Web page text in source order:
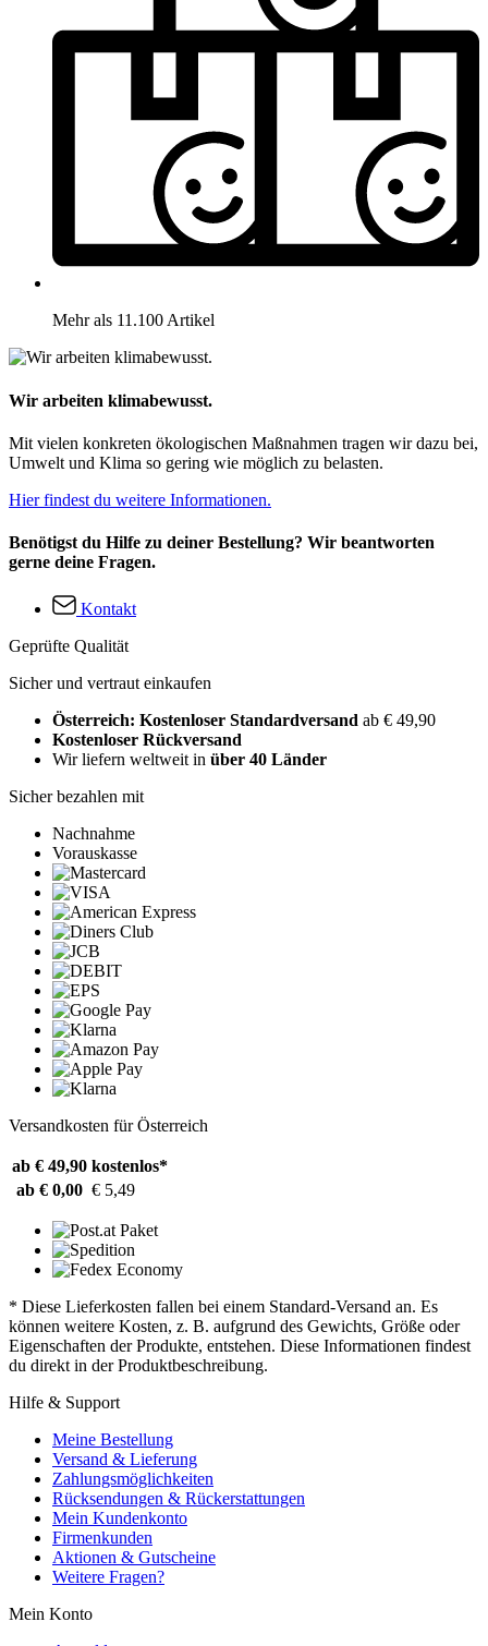
Mehr als 11.100 Artikel
Wir arbeiten klimabewusst.
Mit vielen konkreten ökologischen Maßnahmen tragen wir dazu bei,
Umwelt und Klima so gering wie möglich zu belasten.
Hier findest du weitere Informationen.
Benötigst du Hilfe zu deiner Bestellung? Wir beantworten
gerne deine Fragen.
Kontakt
Geprüfte Qualität
Sicher und vertraut einkaufen
Österreich: Kostenloser Standardversand ab € 49,90
Kostenloser Rückversand
Wir liefern weltweit in über 40 Länder
Sicher bezahlen mit
Nachnahme
Vorauskasse
Versandkosten für Österreich
ab € 49,90 kostenlos*
ab € 0,00 € 5,49
* Diese Lieferkosten fallen bei einem Standard-Versand an. Es
können weitere Kosten, z. B. aufgrund des Gewichts, Größe oder
Eigenschaften der Produkte, entstehen. Diese Informationen findest
du direkt in der Produktbeschreibung.
Hilfe & Support
Meine Bestellung
Versand & Lieferung
Zahlungsmöglichkeiten
Rücksendungen & Rückerstattungen
Mein Kundenkonto
Firmenkunden
Aktionen & Gutscheine
Weitere Fragen?
Mein Konto